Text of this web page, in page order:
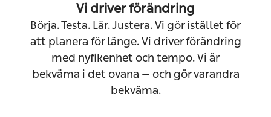
Vi driver förändring
Börja. Testa. Lär. Justera. Vi gör istället för
att planera för länge. Vi driver förändring
med nyfikenhet och tempo. Vi är
bekväma i det ovana — och gör varandra
bekväma.